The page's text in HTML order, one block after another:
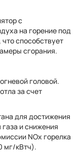
с
на горение под
способствует
сгорания.
головой.
за счет
для достижения
и снижения
NОx горелка
мг/кВтч).